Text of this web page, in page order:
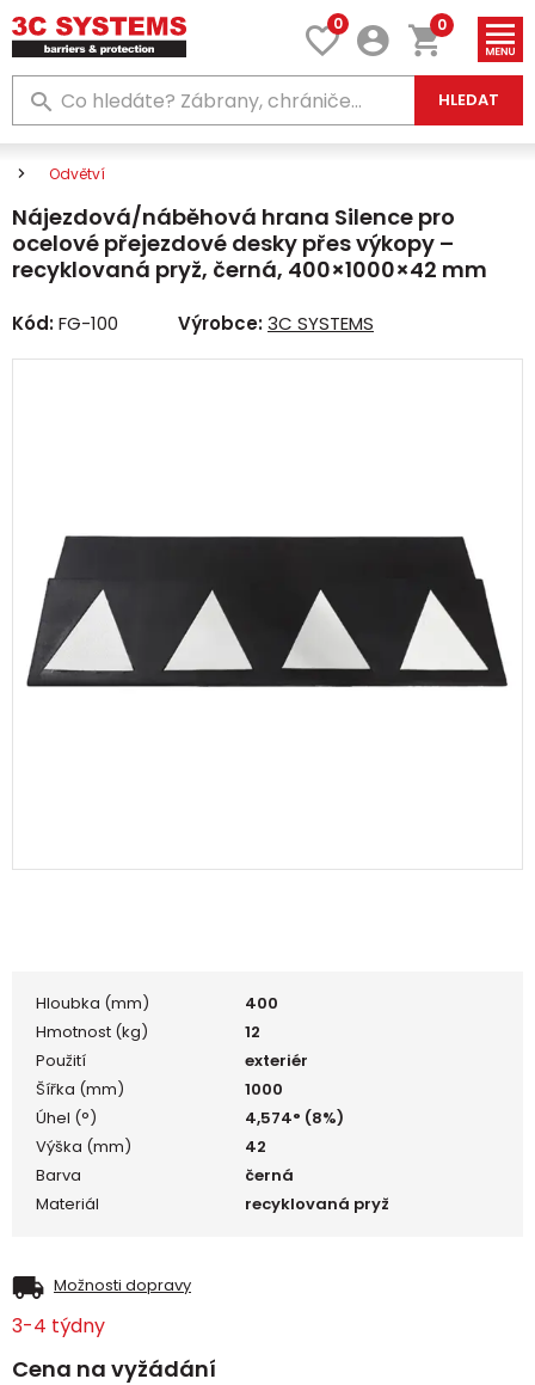
0
HLEDAT
0
Odvětví
Nájezdová/náběhová hrana Silence pro
ocelové přejezdové desky přes výkopy –
recyklovaná pryž, černá, 400×1000×42 mm
Kód:FG-100 Výrobce:3C SYSTEMS
Hloubka (mm)
400
Hmotnost (kg)
12
Použití
exteriér
Šířka (mm)
1000
Úhel (°)
4,574° (8%)
Výška (mm)
42
Barva
černá
Materiál
recyklovaná pryž
Možnosti dopravy
3-4 týdny
Cena na vyžádání